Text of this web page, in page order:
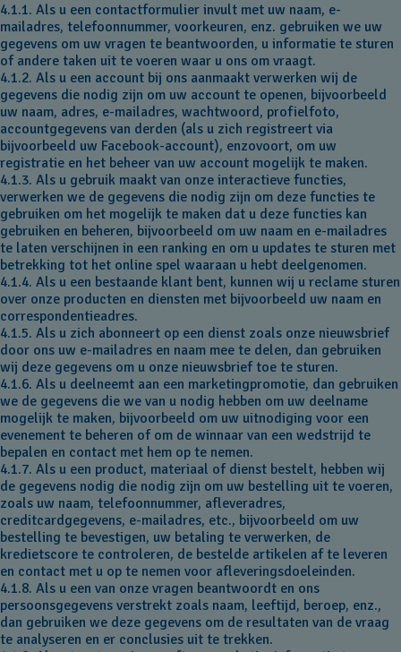
4.1.1. Als u een contactformulier invult met uw naam, e-
mailadres, telefoonnummer, voorkeuren, enz. gebruiken we uw
gegevens om uw vragen te beantwoorden, u informatie te sturen
of andere taken uit te voeren waar u ons om vraagt.
4.1.2. Als u een account bij ons aanmaakt verwerken wij de
gegevens die nodig zijn om uw account te openen, bijvoorbeeld
uw naam, adres, e-mailadres, wachtwoord, profielfoto,
accountgegevens van derden (als u zich registreert via
bijvoorbeeld uw Facebook-account), enzovoort, om uw
registratie en het beheer van uw account mogelijk te maken.
4.1.3. Als u gebruik maakt van onze interactieve functies,
verwerken we de gegevens die nodig zijn om deze functies te
gebruiken om het mogelijk te maken dat u deze functies kan
gebruiken en beheren, bijvoorbeeld om uw naam en e-mailadres
te laten verschijnen in een ranking en om u updates te sturen met
betrekking tot het online spel waaraan u hebt deelgenomen.
4.1.4. Als u een bestaande klant bent, kunnen wij u reclame sturen
over onze producten en diensten met bijvoorbeeld uw naam en
correspondentieadres.
4.1.5. Als u zich abonneert op een dienst zoals onze nieuwsbrief
door ons uw e-mailadres en naam mee te delen, dan gebruiken
wij deze gegevens om u onze nieuwsbrief toe te sturen.
4.1.6. Als u deelneemt aan een marketingpromotie, dan gebruiken
we de gegevens die we van u nodig hebben om uw deelname
mogelijk te maken, bijvoorbeeld om uw uitnodiging voor een
evenement te beheren of om de winnaar van een wedstrijd te
bepalen en contact met hem op te nemen.
4.1.7. Als u een product, materiaal of dienst bestelt, hebben wij
de gegevens nodig die nodig zijn om uw bestelling uit te voeren,
zoals uw naam, telefoonnummer, afleveradres,
creditcardgegevens, e-mailadres, etc., bijvoorbeeld om uw
bestelling te bevestigen, uw betaling te verwerken, de
kredietscore te controleren, de bestelde artikelen af te leveren
en contact met u op te nemen voor afleveringsdoeleinden.
4.1.8. Als u een van onze vragen beantwoordt en ons
persoonsgegevens verstrekt zoals naam, leeftijd, beroep, enz.,
dan gebruiken we deze gegevens om de resultaten van de vraag
te analyseren en er conclusies uit te trekken.